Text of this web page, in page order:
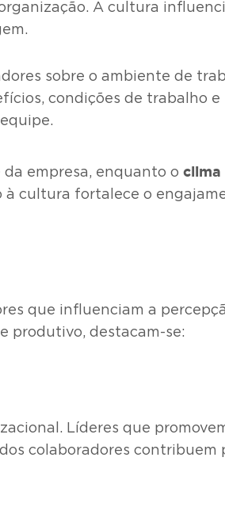
A cultura
sobre o ambiente de
condições de trabalho
empresa, enquanto o clima
cultura fortalece o
que influenciam a
produtivo, destacam-se:
Líderes que
colaboradores